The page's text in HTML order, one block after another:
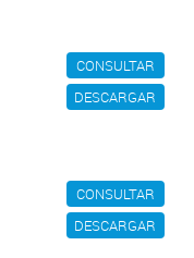
CONSULTAR
DESCARGAR
CONSULTAR
DESCARGAR